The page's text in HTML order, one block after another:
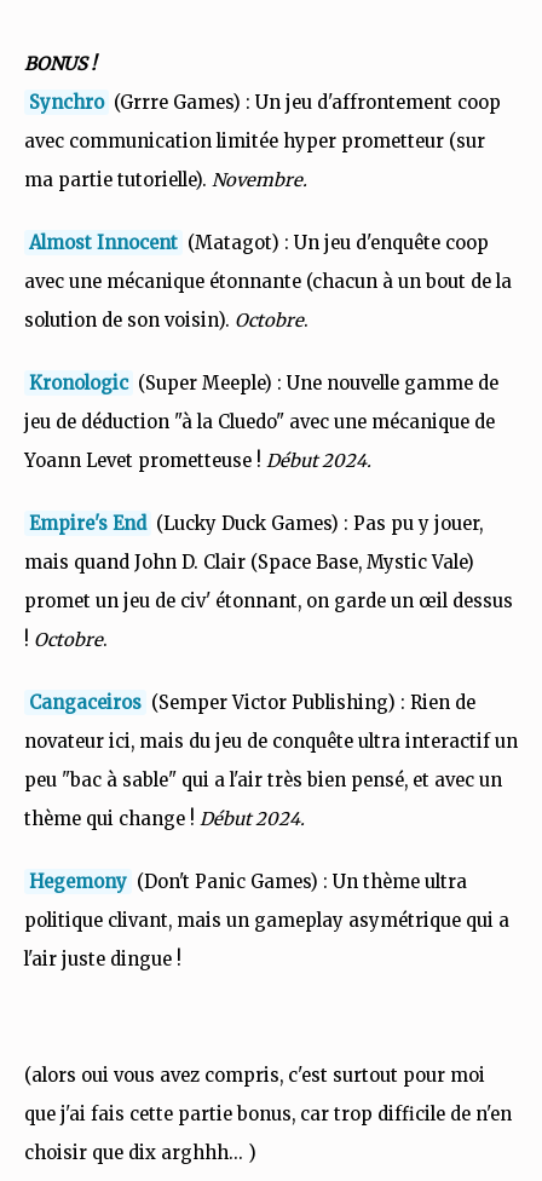
BONUS !
Synchro (Grrre Games) : Un jeu d'affrontement coop
avec communication limitée hyper prometteur (sur
ma partie tutorielle). Novembre.
Almost Innocent (Matagot) : Un jeu d'enquête coop
avec une mécanique étonnante (chacun à un bout de la
solution de son voisin). Octobre.
Kronologic (Super Meeple) : Une nouvelle gamme de
jeu de déduction "à la Cluedo" avec une mécanique de
Yoann Levet prometteuse ! Début 2024.
Empire's End (Lucky Duck Games) : Pas pu y jouer,
mais quand John D. Clair (Space Base, Mystic Vale)
promet un jeu de civ' étonnant, on garde un œil dessus
! Octobre.
Cangaceiros (Semper Victor Publishing) : Rien de
novateur ici, mais du jeu de conquête ultra interactif un
peu "bac à sable" qui a l'air très bien pensé, et avec un
thème qui change ! Début 2024.
Hegemony (Don't Panic Games) : Un thème ultra
politique clivant, mais un gameplay asymétrique qui a
l'air juste dingue !
(alors oui vous avez compris, c'est surtout pour moi
que j'ai fais cette partie bonus, car trop difficile de n'en
choisir que dix arghhh... )